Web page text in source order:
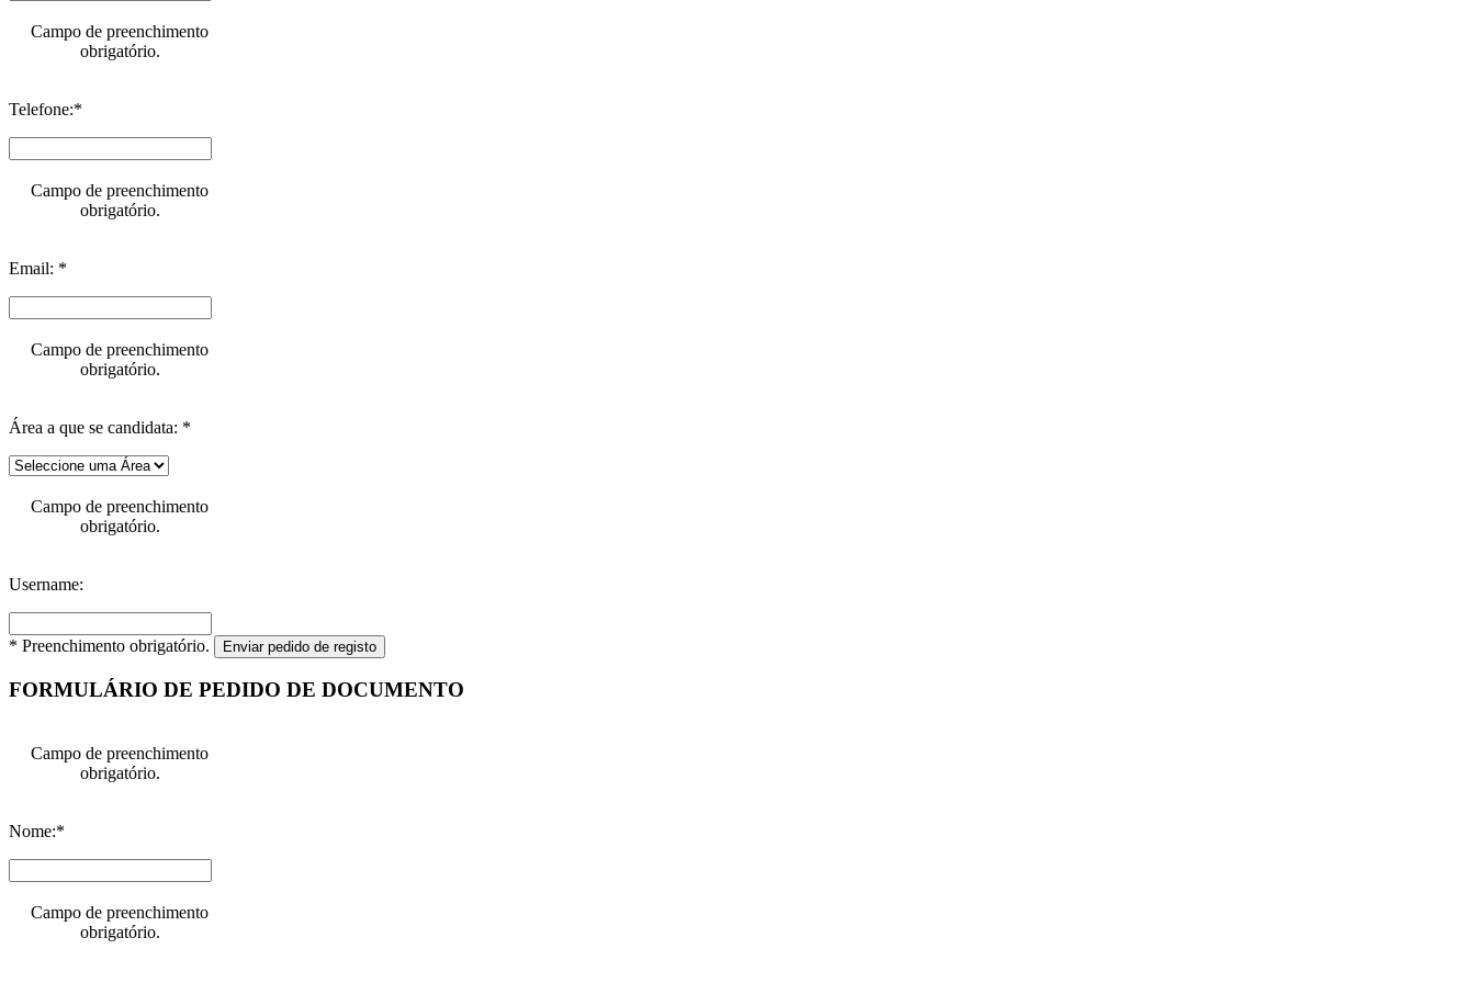
Campo de preenchimento
obrigatório.
Telefone:*
Campo de preenchimento
obrigatório.
Email: *
Campo de preenchimento
obrigatório.
Área a que se candidata: *
Campo de preenchimento
obrigatório.
Username:
* Preenchimento obrigatório. Enviar pedido de registo
FORMULÁRIO DE PEDIDO DE DOCUMENTO
Campo de preenchimento
obrigatório.
Nome:*
Campo de preenchimento
obrigatório.